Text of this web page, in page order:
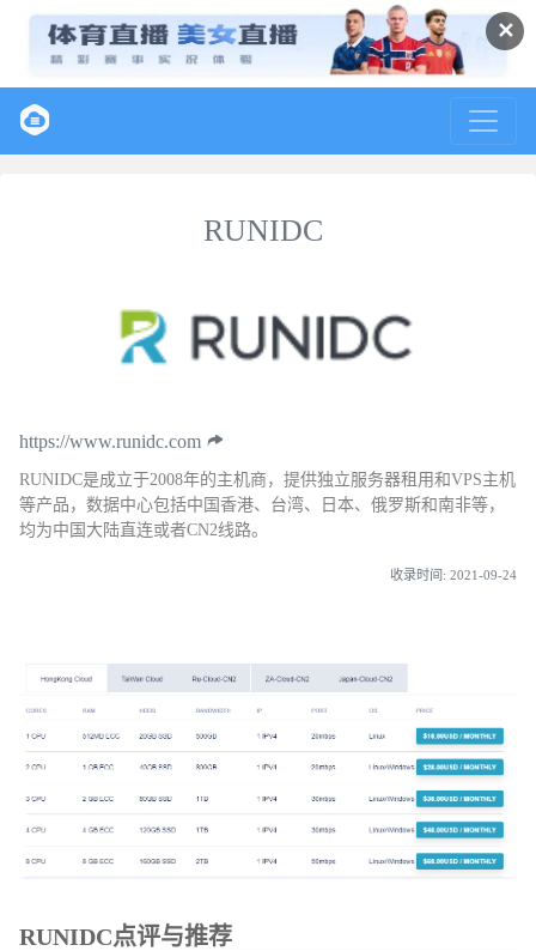
✕
RUNIDC
https://www.runidc.com
RUNIDC是成立于2008年的主机商，提供独立服务器租用和VPS主机
等产品，数据中心包括中国香港、台湾、日本、俄罗斯和南非等，
均为中国大陆直连或者CN2线路。
收录时间: 2021-09-24
RUNIDC点评与推荐